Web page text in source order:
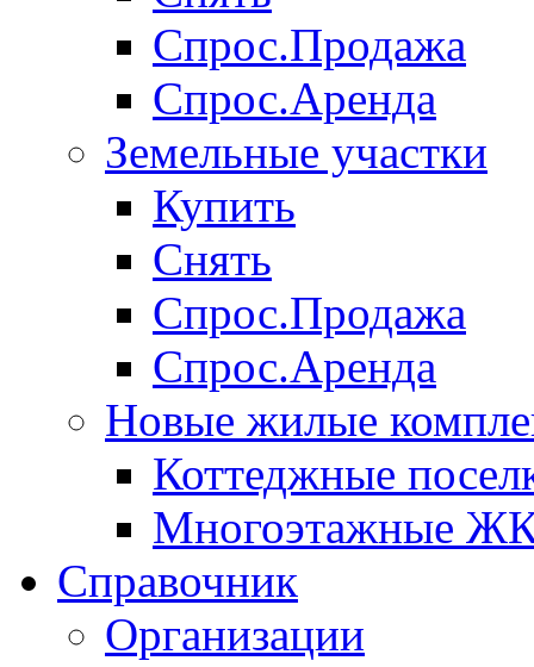
Спрос.Продажа
Спрос.Аренда
Земельные участки
Купить
Снять
Спрос.Продажа
Спрос.Аренда
Новые жилые
Коттеджные
Многоэтажные
Справочник
Организации